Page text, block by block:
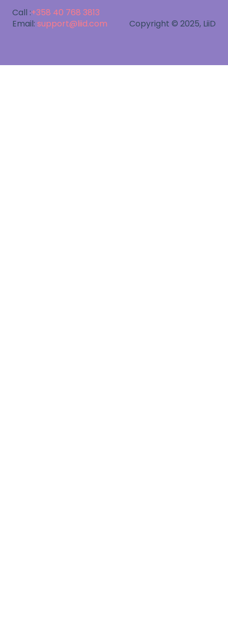
Call :+358 40 768 3813
Email: support@liid.com Copyright © 2025, LiiD